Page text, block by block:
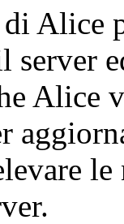
Alice
Alice